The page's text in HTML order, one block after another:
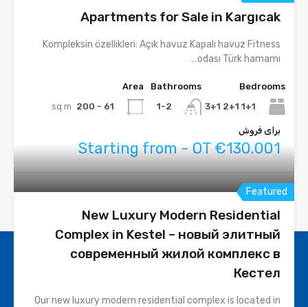
Apartments for Sale in Kargıcak
Kompleksin özellikleri: Açık havuz Kapalı havuz Fitness
odası Türk hamamı…
Bedrooms
1+1 2+1 3+1
Bathrooms
1-2
Area
61 - 200
sq m
برای فروش
Starting from - OT €130.001
Featured
New Luxury Modern Residential
Complex in Kestel – новый элитный
современный жилой комплекс в
Кестел
Our new luxury modern residential complex is located in